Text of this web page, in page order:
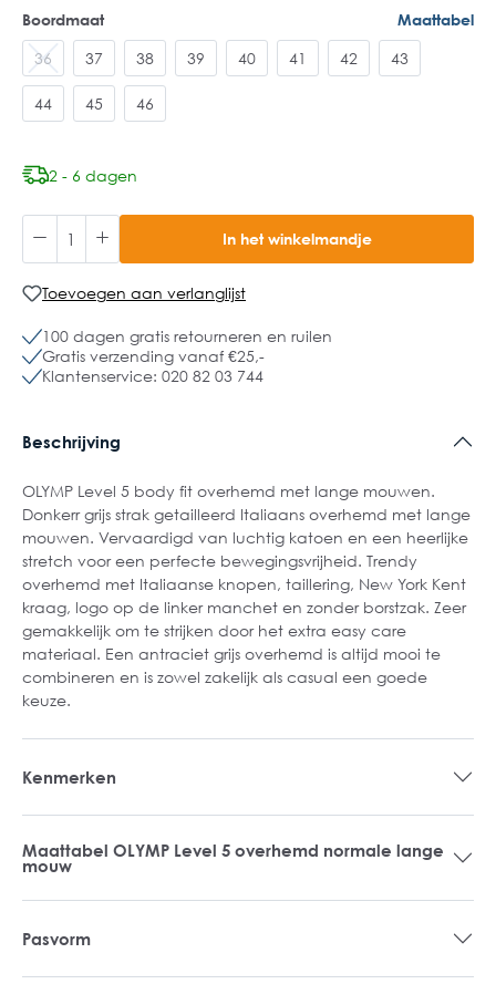
Boordmaat Maattabel
36 37 38 39 40 41 42 43
44 45 46
2 - 6 dagen
In het winkelmandje
Toevoegen aan verlanglijst
100 dagen gratis retourneren en ruilen
Gratis verzending vanaf €25,-
Klantenservice: 020 82 03 744
Beschrijving
OLYMP Level 5 body fit overhemd met lange mouwen.
Donkerr grijs strak getailleerd Italiaans overhemd met lange
mouwen. Vervaardigd van luchtig katoen en een heerlijke
stretch voor een perfecte bewegingsvrijheid. Trendy
overhemd met Italiaanse knopen, taillering, New York Kent
kraag, logo op de linker manchet en zonder borstzak. Zeer
gemakkelijk om te strijken door het extra easy care
materiaal. Een antraciet grijs overhemd is altijd mooi te
combineren en is zowel zakelijk als casual een goede
keuze.
Kenmerken
Maattabel OLYMP Level 5 overhemd normale lange
mouw
Pasvorm